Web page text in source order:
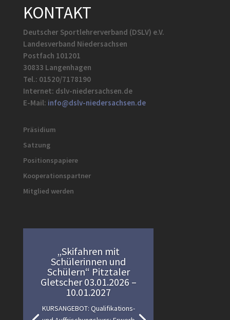
KONTAKT
Deutscher Sportlehrerverband (DSLV) e.V.
Landesverband Niedersachsen
Postfach 101201
30833 Langenhagen
Tel.: 01520/7178190
Internet: dslv-niedersachsen.de
E-Mail: info@dslv-niedersachsen.de
Präsidium
Satzung
Positionspapiere
Kooperationspartner
Mitglied werden
„Skifahren mit
Schülerinnen und
Schülern“ Pitztaler
Gletscher 03.01.2026 –
10.01.2027
KURSANGEBOT: Qualifikations-